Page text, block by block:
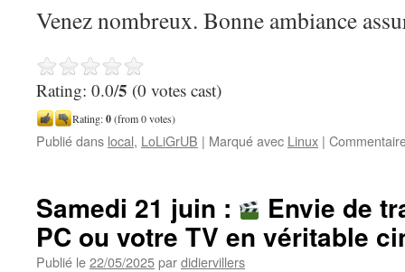
Venez nombreux. Bonne ambiance
Rating: 0.0/5 (0 votes cast)
Rating:0(from 0 votes)
Publié dans local, LoLiGrUB | Marqué avec Linux |
Samedi 21 juin : Envie de
PC ou votre TV en véritable
Publié le22/05/2025pardidiervillers